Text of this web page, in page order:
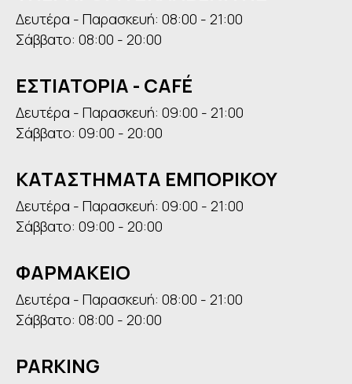
Δευτέρα - Παρασκευή: 08:00 - 21:00
Σάββατο: 08:00 - 20:00
ΕΣΤΙΑΤΟΡΙΑ - CAFÉ
Δευτέρα - Παρασκευή: 09:00 - 21:00
Σάββατο: 09:00 - 20:00
ΚΑΤΑΣΤΗΜΑΤΑ ΕΜΠΟΡΙΚΟΥ
Δευτέρα - Παρασκευή: 09:00 - 21:00
Σάββατο: 09:00 - 20:00
ΦΑΡΜΑΚΕΙΟ
Δευτέρα - Παρασκευή: 08:00 - 21:00
Σάββατο: 08:00 - 20:00
PARKING